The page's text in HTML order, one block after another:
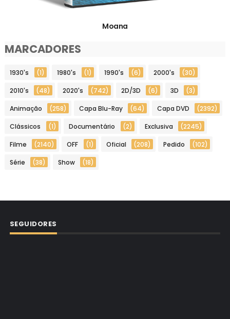
Moana
MARCADORES
1930's (1) 1980's (1) 1990's (6) 2000's (30)
2010's (48) 2020's (742) 2D/3D (6) 3D (3)
Animação (258) Capa Blu-Ray (64) Capa DVD (2392)
Clássicos (1) Documentário (2) Exclusiva (2245)
Filme (2140) OFF (1) Oficial (208) Pedido (102)
Série (38) Show (18)
SEGUIDORES